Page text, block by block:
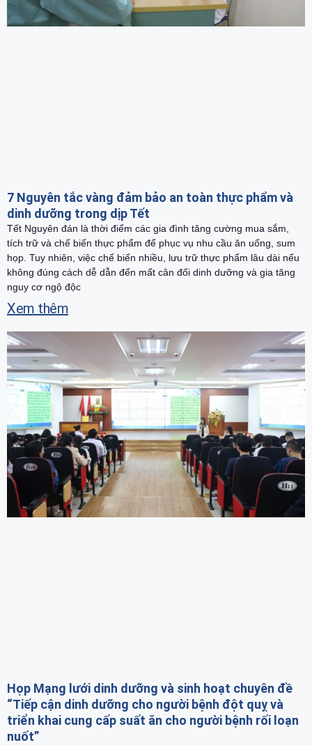
7 Nguyên tắc vàng đảm bảo an toàn thực phẩm và
dinh dưỡng trong dịp Tết
Tết Nguyên đán là thời điểm các gia đình tăng cường mua sắm,
tích trữ và chế biến thực phẩm để phục vụ nhu cầu ăn uống, sum
họp. Tuy nhiên, việc chế biến nhiều, lưu trữ thực phẩm lâu dài nếu
không đúng cách dễ dẫn đến mất cân đối dinh dưỡng và gia tăng
nguy cơ ngộ độc
Xem thêm
Họp Mạng lưới dinh dưỡng và sinh hoạt chuyên đề
“Tiếp cận dinh dưỡng cho người bệnh đột quỵ và
triển khai cung cấp suất ăn cho người bệnh rối loạn
nuốt”